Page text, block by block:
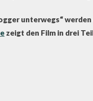
unterwegs“
zeigt den Film in drei